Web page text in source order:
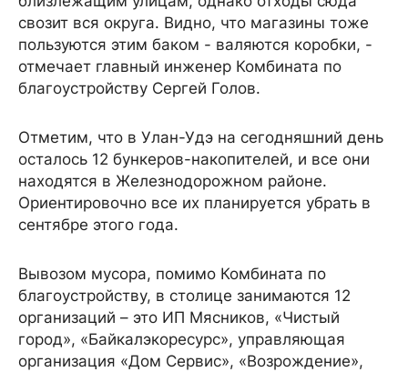
свозит вся округа. Видно, что магазины тоже
пользуются этим баком - валяются коробки, -
отмечает главный инженер Комбината по
благоустройству Сергей Голов.
Отметим, что в Улан-Удэ на сегодняшний день
осталось 12 бункеров-накопителей, и все они
находятся в Железнодорожном районе.
Ориентировочно все их планируется убрать в
сентябре этого года.
Вывозом мусора, помимо Комбината по
благоустройству, в столице занимаются 12
организаций – это ИП Мясников, «Чистый
город», «Байкалэкоресурс», управляющая
организация «Дом Сервис», «Возрождение»,